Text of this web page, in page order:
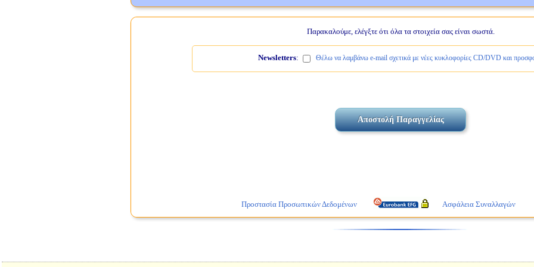
Παρακαλούμε, ελέγξτε ότι όλα τα στοιχεία σας είναι σωστά.
Newsletters: Θέλω να λαμβάνω e-mail σχετικά με νέες κυκλοφορίες CD/DVD και
Προστασία Προσωπικών Δεδομένων Ασφάλεια Συναλλαγών